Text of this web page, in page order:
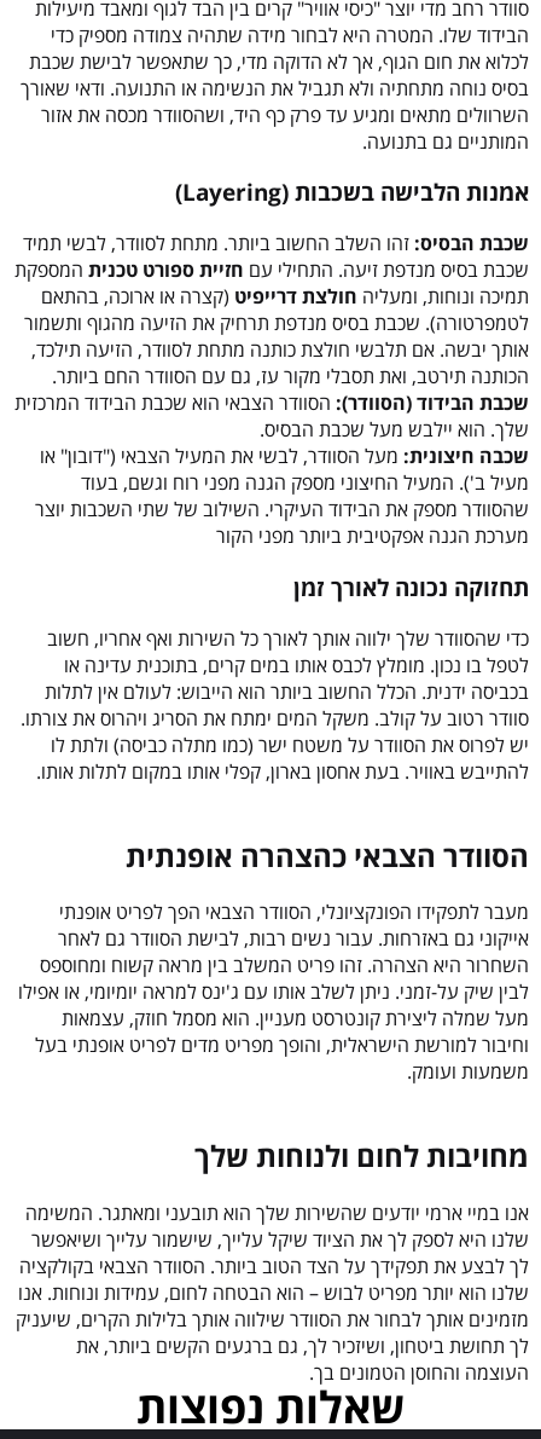
סוודר רחב מדי יוצר "כיסי אוויר" קרים בין הבד לגוף ומאבד מיעילות
הבידוד שלו. המטרה היא לבחור מידה שתהיה צמודה מספיק כדי
לכלוא את חום הגוף, אך לא הדוקה מדי, כך שתאפשר לבישת שכבת
בסיס נוחה מתחתיה ולא תגביל את הנשימה או התנועה. ודאי שאורך
השרוולים מתאים ומגיע עד פרק כף היד, ושהסוודר מכסה את אזור
המותניים גם בתנועה.
אמנות הלבישה בשכבות (Layering)
שכבת הבסיס: זהו השלב החשוב ביותר. מתחת לסוודר, לבשי תמיד
שכבת בסיס מנדפת זיעה. התחילי עם חזיית ספורט טכנית המספקת
תמיכה ונוחות, ומעליה חולצת דרייפיט (קצרה או ארוכה, בהתאם
לטמפרטורה). שכבת בסיס מנדפת תרחיק את הזיעה מהגוף ותשמור
אותך יבשה. אם תלבשי חולצת כותנה מתחת לסוודר, הזיעה תילכד,
הכותנה תירטב, ואת תסבלי מקור עז, גם עם הסוודר החם ביותר.
שכבת הבידוד (הסוודר): הסוודר הצבאי הוא שכבת הבידוד המרכזית
שלך. הוא יילבש מעל שכבת הבסיס.
שכבה חיצונית: מעל הסוודר, לבשי את המעיל הצבאי ("דובון" או
מעיל ב'). המעיל החיצוני מספק הגנה מפני רוח וגשם, בעוד
שהסוודר מספק את הבידוד העיקרי. השילוב של שתי השכבות יוצר
מערכת הגנה אפקטיבית ביותר מפני הקור
תחזוקה נכונה לאורך זמן
כדי שהסוודר שלך ילווה אותך לאורך כל השירות ואף אחריו, חשוב
לטפל בו נכון. מומלץ לכבס אותו במים קרים, בתוכנית עדינה או
בכביסה ידנית. הכלל החשוב ביותר הוא הייבוש: לעולם אין לתלות
סוודר רטוב על קולב. משקל המים ימתח את הסריג ויהרוס את צורתו.
יש לפרוס את הסוודר על משטח ישר (כמו מתלה כביסה) ולתת לו
להתייבש באוויר. בעת אחסון בארון, קפלי אותו במקום לתלות אותו.
הסוודר הצבאי כהצהרה אופנתית
מעבר לתפקידו הפונקציונלי, הסוודר הצבאי הפך לפריט אופנתי
אייקוני גם באזרחות. עבור נשים רבות, לבישת הסוודר גם לאחר
השחרור היא הצהרה. זהו פריט המשלב בין מראה קשוח ומחוספס
לבין שיק על-זמני. ניתן לשלב אותו עם ג'ינס למראה יומיומי, או אפילו
מעל שמלה ליצירת קונטרסט מעניין. הוא מסמל חוזק, עצמאות
וחיבור למורשת הישראלית, והופך מפריט מדים לפריט אופנתי בעל
משמעות ועומק.
מחויבות לחום ולנוחות שלך
אנו במיי ארמי יודעים שהשירות שלך הוא תובעני ומאתגר. המשימה
שלנו היא לספק לך את הציוד שיקל עלייך, שישמור עלייך ושיאפשר
לך לבצע את תפקידך על הצד הטוב ביותר. הסוודר הצבאי בקולקציה
שלנו הוא יותר מפריט לבוש – הוא הבטחה לחום, עמידות ונוחות. אנו
מזמינים אותך לבחור את הסוודר שילווה אותך בלילות הקרים, שיעניק
לך תחושת ביטחון, ושיזכיר לך, גם ברגעים הקשים ביותר, את
העוצמה והחוסן הטמונים בך.
שאלות נפוצות